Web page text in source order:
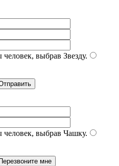
выбрав Звезду.
выбрав Чашку.